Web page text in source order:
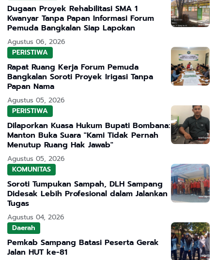
Dugaan Proyek Rehabilitasi SMA 1
Kwanyar Tanpa Papan Informasi Forum
Pemuda Bangkalan Siap Lapokan
Agustus 06, 2026
PERISTIWA
Rapat Ruang Kerja Forum Pemuda
Bangkalan Soroti Proyek Irigasi Tanpa
Papan Nama
Agustus 05, 2026
PERISTIWA
Dilaporkan Kuasa Hukum Bupati Bombana:
Manton Buka Suara "Kami Tidak Pernah
Menutup Ruang Hak Jawab"
Agustus 05, 2026
KOMUNITAS
Soroti Tumpukan Sampah, DLH Sampang
Didesak Lebih Profesional dalam Jalankan
Tugas
Agustus 04, 2026
Daerah
Pemkab Sampang Batasi Peserta Gerak
Jalan HUT ke-81